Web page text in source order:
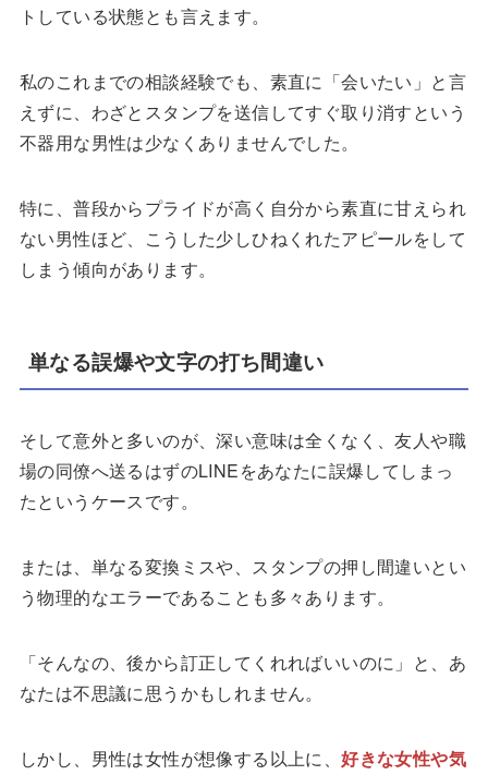
トしている状態とも言えます。
私のこれまでの相談経験でも、素直に「会いたい」と言
えずに、わざとスタンプを送信してすぐ取り消すという
不器用な男性は少なくありませんでした。
特に、普段からプライドが高く自分から素直に甘えられ
ない男性ほど、こうした少しひねくれたアピールをして
しまう傾向があります。
単なる誤爆や文字の打ち間違い
そして意外と多いのが、深い意味は全くなく、友人や職
場の同僚へ送るはずのLINEをあなたに誤爆してしまっ
たというケースです。
または、単なる変換ミスや、スタンプの押し間違いとい
う物理的なエラーであることも多々あります。
「そんなの、後から訂正してくれればいいのに」と、あ
なたは不思議に思うかもしれません。
しかし、男性は女性が想像する以上に、好きな女性や気